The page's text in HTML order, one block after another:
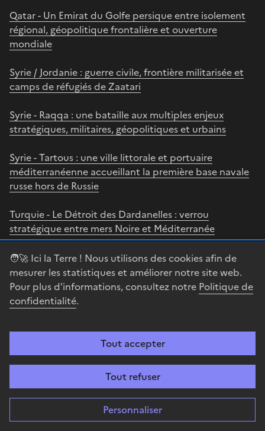
🧑‍🚀 Ici la Terre ! Nous utilisons des cookies afin de
mesurer les statistiques et améliorer notre site web.
Pour plus d'informations, consultez notre Politique de
confidentialité.
Tout accepter
Tout refuser
Personnaliser
Qatar - Un Emirat du Golfe persique entre isolement
régional, géopolitique frontalière et ouverture
mondiale
Syrie / Jordanie : guerre civile, frontière militarisée et
camps de réfugiés de Zaatari
Syrie - Raqqa : une bataille aux multiples enjeux
stratégiques, militaires, géopolitiques et urbains
Syrie - Tartous : une ville littorale et portuaire
méditerranéenne accueillant la première base navale
russe hors de Russie
Turquie - Le Détroit des Dardanelles : verrou
stratégique entre mers Noire et Méditerranée
Thème 3. Le patrimoine :
enjeux géopolitiques
Les grands espaces naturels des hautes altitudes
Etats-Unis - Alaska - Le Mont Denali : glaciers, parc
national, wilderness et changement climatique